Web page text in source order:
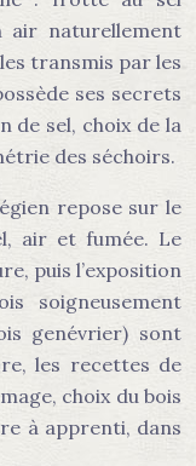
air naturellement
transmis par les
ses secrets
de sel, choix de la
des séchoirs.
repose sur le
air et fumée. Le
puis l’exposition
soigneusement
genévrier) sont
les recettes de
choix du bois
à apprenti, dans